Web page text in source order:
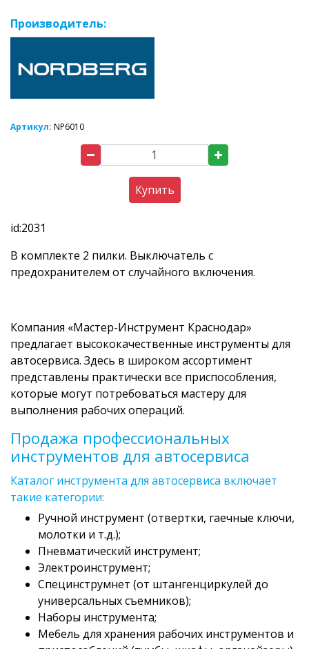
Производитель:
Артикул: NP6010
Купить
id:2031
В комплекте 2 пилки. Выключатель с
предохранителем от случайного включения.
Компания «Мастер-Инструмент Краснодар»
предлагает высококачественные инструменты для
автосервиса. Здесь в широком ассортимент
представлены практически все приспособления,
которые могут потребоваться мастеру для
выполнения рабочих операций.
Продажа профессиональных
инструментов для автосервиса
Каталог инструмента для автосервиса включает
такие категории:
Ручной инструмент (отвертки, гаечные ключи,
молотки и т.д.);
Пневматический инструмент;
Электроинструмент;
Специнструмнет (от штангенциркулей до
универсальных съемников);
Наборы инструмента;
Мебель для хранения рабочих инструментов и